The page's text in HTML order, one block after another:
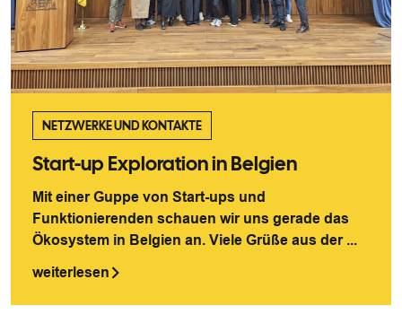
NETZWERKE UND KONTAKTE
Start-up Exploration in Belgien
Mit einer Guppe von Start-ups und
Funktionierenden schauen wir uns gerade das
Ökosystem in Belgien an. Viele Grüße aus der ...
weiterlesen